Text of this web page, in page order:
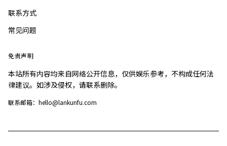
联系方式
常见问题
免责声明
本站所有内容均来自网络公开信息，仅供娱乐参考，不构成任何法
律建议。如涉及侵权，请联系删除。
联系邮箱：hello@lankunfu.com